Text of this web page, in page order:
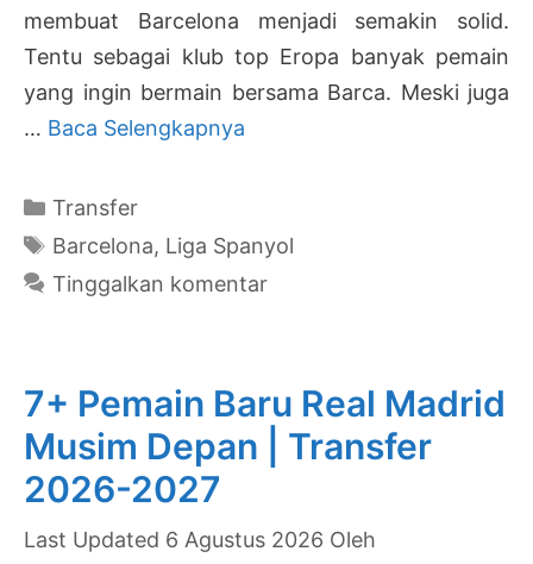
membuat Barcelona menjadi semakin solid.
Tentu sebagai klub top Eropa banyak pemain
yang ingin bermain bersama Barca. Meski juga
… Baca Selengkapnya
Barcelona
2026-
2027
Kategori
Transfer
Tag
Barcelona, Liga Spanyol
Tinggalkan komentar
7+ Pemain Baru Real Madrid
Musim Depan | Transfer
2026-2027
6 Agustus 2026 Oleh